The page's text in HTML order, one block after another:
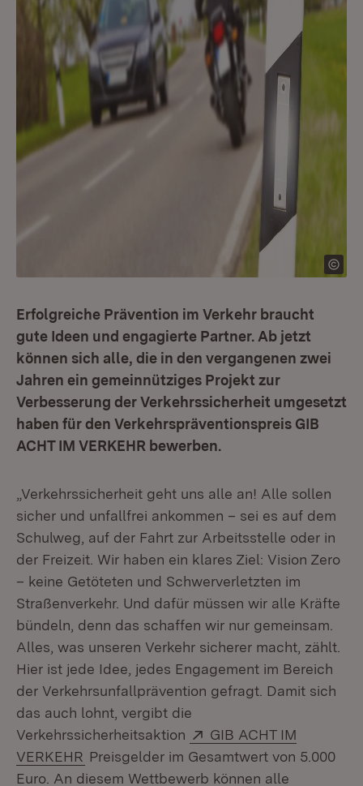
Erfolgreiche Prävention im Verkehr braucht
gute Ideen und engagierte Partner. Ab jetzt
können sich alle, die in den vergangenen zwei
Jahren ein gemeinnütziges Projekt zur
Verbesserung der Verkehrssicherheit umgesetzt
haben für den Verkehrspräventionspreis GIB
ACHT IM VERKEHR bewerben.
„Verkehrssicherheit geht uns alle an! Alle sollen
sicher und unfallfrei ankommen – sei es auf dem
Schulweg, auf der Fahrt zur Arbeitsstelle oder in
der Freizeit. Wir haben ein klares Ziel: Vision Zero
– keine Getöteten und Schwerverletzten im
Straßenverkehr. Und dafür müssen wir alle Kräfte
bündeln, denn das schaffen wir nur gemeinsam.
Alles, was unseren Verkehr sicherer macht, zählt.
Hier ist jede Idee, jedes Engagement im Bereich
der Verkehrsunfallprävention gefragt. Damit sich
das auch lohnt, vergibt die
Verkehrssicherheitsaktion
Extern:
GIB ACHT IM
VERKEHR (Öffnet in neuem Fenster)
Preisgelder im Gesamtwert von 5.000
Euro. An diesem Wettbewerb können alle